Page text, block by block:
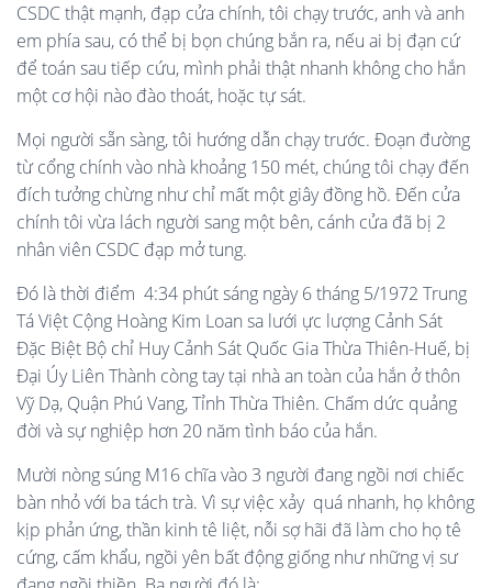
CSDC thật mạnh, đạp cửa chính, tôi chạy trước, anh và anh
em phía sau, có thể bị bọn chúng bắn ra, nếu ai bị đạn cứ
để toán sau tiếp cứu, mình phải thật nhanh không cho hắn
một cơ hội nào đào thoát, hoặc tự sát.
Mọi người sẵn sàng, tôi hướng dẫn chạy trước. Đoạn đường
từ cổng chính vào nhà khoảng 150 mét, chúng tôi chạy đến
đích tưởng chừng như chỉ mất một giây đồng hồ. Đến cửa
chính tôi vừa lách người sang một bên, cánh cửa đã bị 2
nhân viên CSDC đạp mở tung.
Đó là thời điểm 4:34 phút sáng ngày 6 tháng 5/1972 Trung
Tá Việt Cộng Hoàng Kim Loan sa lưới ực lượng Cảnh Sát
Đặc Biệt Bộ chỉ Huy Cảnh Sát Quốc Gia Thừa Thiên-Huế, bị
Đại Úy Liên Thành còng tay tại nhà an toàn của hắn ở thôn
Vỹ Dạ, Quận Phú Vang, Tỉnh Thừa Thiên. Chấm dức quảng
đời và sự nghiệp hơn 20 năm tình báo của hắn.
Mười nòng súng M16 chĩa vào 3 người đang ngồi nơi chiếc
bàn nhỏ với ba tách trà. Vì sự việc xảy quá nhanh, họ không
kịp phản ứng, thần kinh tê liệt, nỗi sợ hãi đã làm cho họ tê
cứng, cấm khẩu, ngồi yên bất động giống như những vị sư